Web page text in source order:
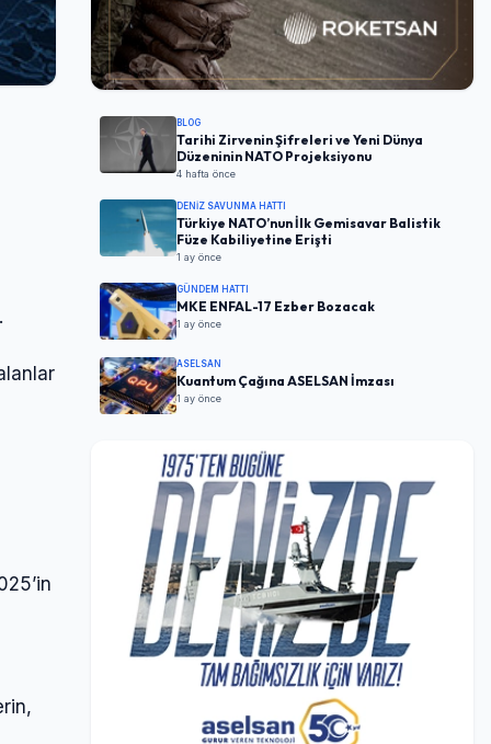
BLOG
Tarihi Zirvenin Şifreleri ve Yeni Dünya
Düzeninin NATO Projeksiyonu
4 hafta önce
DENIZ SAVUNMA HATTI
Türkiye NATO’nun İlk Gemisavar Balistik
Füze Kabiliyetine Erişti
1 ay önce
GÜNDEM HATTI
MKE ENFAL-17 Ezber Bozacak
1 ay önce
ASELSAN
Kuantum Çağına ASELSAN İmzası
1 ay önce